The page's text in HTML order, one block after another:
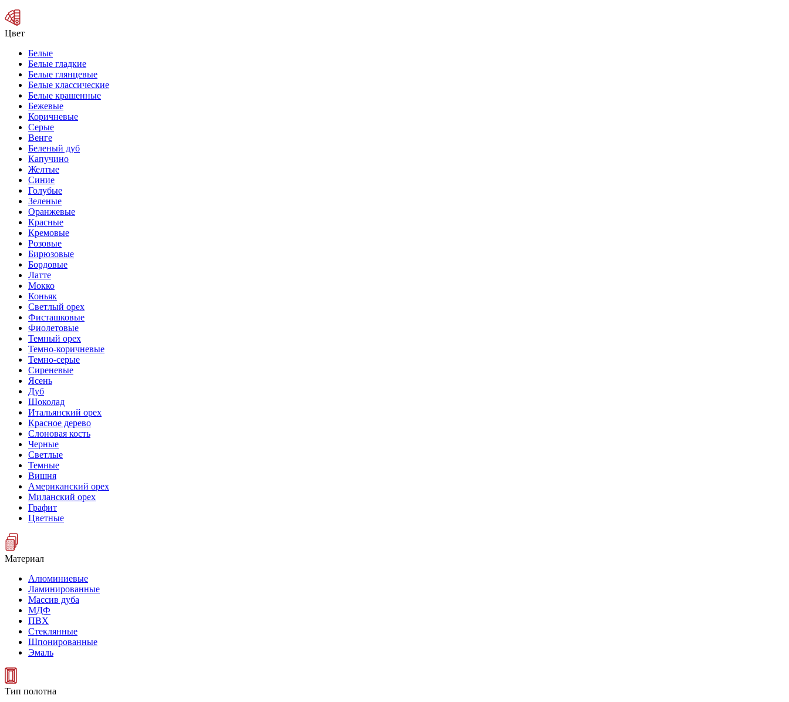
Цвет
Белые
Белые гладкие
Белые глянцевые
Белые классические
Белые крашенные
Бежевые
Коричневые
Серые
Венге
Беленый дуб
Капучино
Желтые
Синие
Голубые
Зеленые
Оранжевые
Красные
Кремовые
Розовые
Бирюзовые
Бордовые
Латте
Мокко
Коньяк
Светлый орех
Фисташковые
Фиолетовые
Темный орех
Темно-коричневые
Темно-серые
Сиреневые
Ясень
Дуб
Шоколад
Итальянский орех
Красное дерево
Слоновая кость
Черные
Светлые
Темные
Вишня
Американский орех
Миланский орех
Графит
Цветные
Материал
Алюминиевые
Ламинированные
Массив дуба
МДФ
ПВХ
Стеклянные
Шпонированные
Эмаль
Тип полотна